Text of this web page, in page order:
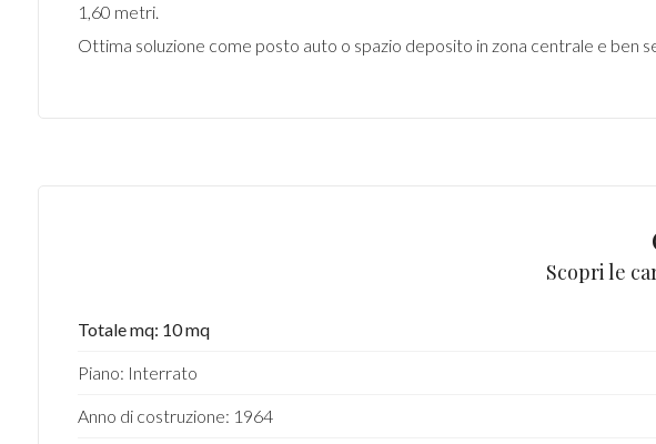
1,60 metri.
Ottima soluzione come posto auto o spazio deposito in zona centrale e ben
Scopri le
Totale mq: 10 mq
Piano: Interrato
Anno di costruzione: 1964